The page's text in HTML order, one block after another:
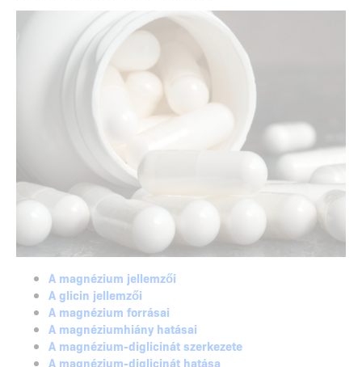
A magnézium jellemzői
A glicin jellemzői
A magnézium forrásai
A magnéziumhiány hatásai
A magnézium-diglicinát szerkezete
A magnézium-diglicinát hatása